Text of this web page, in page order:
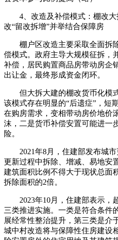
4、改造及补偿模式：棚改大
改“留改拆增”并举结合保障房
棚户区改造主要采取全面拆
偿模式。政府主导大规模征拆，
补偿，居民购置商品房带动房企
出让金，最终形成资金闭环。
但大拆大建的棚改货币化模
该模式存在明显的“后遗症”，短
在购房需求，变相带动房价地价
沫，二是货币补偿安置可能进一
险。
2021年8月，住建部发布城市
更新过程中拆除、增减、易地安
建筑面积比例不得大于现状总面
拆除面积的2倍。
2023年10月，住建部表示，
三类推进实施。一类是符合条件
展经常性整治提升，第三类是介
城中村改造将与保障性住房建设